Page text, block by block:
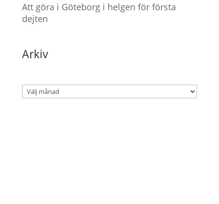
Att göra i Göteborg i helgen för första
dejten
Arkiv
Arkiv